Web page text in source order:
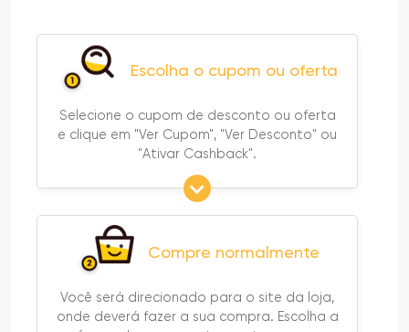
Escolha o cupom ou oferta
Selecione o cupom de desconto ou oferta
e clique em "Ver Cupom", "Ver Desconto" ou
"Ativar Cashback".
Compre normalmente
Você será direcionado para o site da loja,
onde deverá fazer a sua compra. Escolha a